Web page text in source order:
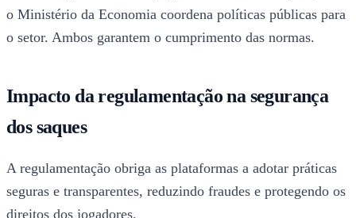
o Ministério da Economia coordena políticas públicas para
o setor. Ambos garantem o cumprimento das normas.
Impacto da regulamentação na segurança
dos saques
A regulamentação obriga as plataformas a adotar práticas
seguras e transparentes, reduzindo fraudes e protegendo os
direitos dos jogadores.